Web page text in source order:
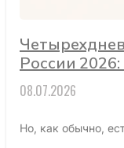
России
08.07.2026
Но, как обычно,